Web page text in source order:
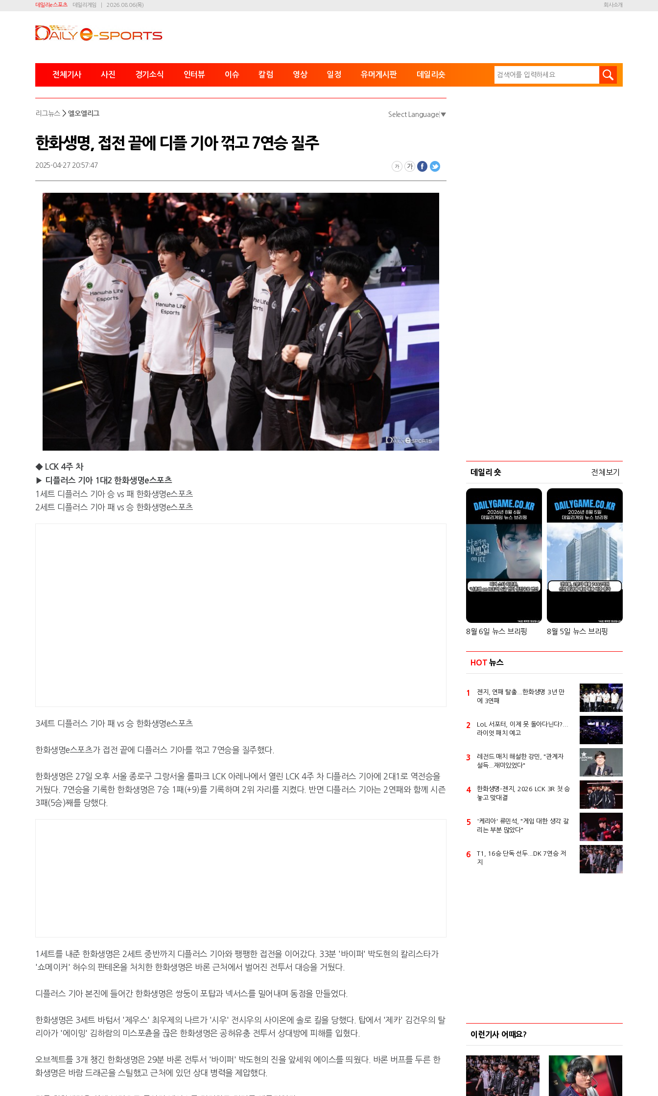
데일리e스포츠 데일리게임 2026.08.06(목) 회사소개
전체기사 사진 경기소식 인터뷰 이슈 칼럼 영상 일정 유머게시판 데일리숏
리그뉴스 >엘오엘리그 Select Language ▼
한화생명, 접전 끝에 디플 기아 꺾고 7연승 질주
2025-04-27 20:57:47
◆ LCK 4주 차
▶ 디플러스 기아 1대2 한화생명e스포츠
1세트 디플러스 기아 승 vs 패 한화생명e스포츠
2세트 디플러스 기아 패 vs 승 한화생명e스포츠
3세트 디플러스 기아 패 vs 승 한화생명e스포츠
한화생명e스포츠가 접전 끝에 디플러스 기아를 꺾고 7연승을 질주했다.
한화생명은 27일 오후 서울 종로구 그랑서울 롤파크 LCK 아레나에서 열린 LCK 4주 차 디플러스 기아에 2대1로 역전승을
거뒀다. 7연승을 기록한 한화생명은 7승 1패(+9)를 기록하며 2위 자리를 지켰다. 반면 디플러스 기아는 2연패와 함께 시즌
3패(5승)째를 당했다.
1세트를 내준 한화생명은 2세트 중반까지 디플러스 기아와 팽팽한 접전을 이어갔다. 33분 '바이퍼' 박도현의 칼리스타가
'쇼메이커' 허수의 판테온을 처치한 한화생명은 바론 근처에서 벌어진 전투서 대승을 거뒀다.
디플러스 기아 본진에 들어간 한화생명은 쌍둥이 포탑과 넥서스를 밀어내며 동점을 만들었다.
한화생명은 3세트 바텀서 '제우스' 최우제의 나르가 '시우' 전시우의 사이온에 솔로 킬을 당했다. 탑에서 '제카' 김건우의 탈
리아가 '에이밍' 김하람의 미스포츈을 끊은 한화생명은 공허유충 전투서 상대방에 피해를 입혔다.
오브젝트를 3개 챙긴 한화생명은 29분 바론 전투서 '바이퍼' 박도현의 진을 앞세워 에이스를 띄웠다. 바론 버프를 두른 한
화생명은 바람 드래곤을 스틸했고 근처에 있던 상대 병력을 제압했다.
데일리 숏 전체보기
8월 6일 뉴스 브리핑 8월 5일 뉴스 브리핑
HOT 뉴스
1
젠지, 연패 탈출...한화생명 3년 만
에 3연패
2
LoL 서포터, 이제 못 돌아다닌다?...
라이엇 패치 예고
3
레전드 매치 해설한 강민, "관계자
설득...재미있었다"
4
한화생명-젠지, 2026 LCK 3R 첫 승
놓고 맞대결
5
'케리아' 류민석, "게임 대한 생각 갈
리는 부분 많았다"
6
T1, 16승 단독 선두...DK 7연승 저
지
이런기사 어때요?